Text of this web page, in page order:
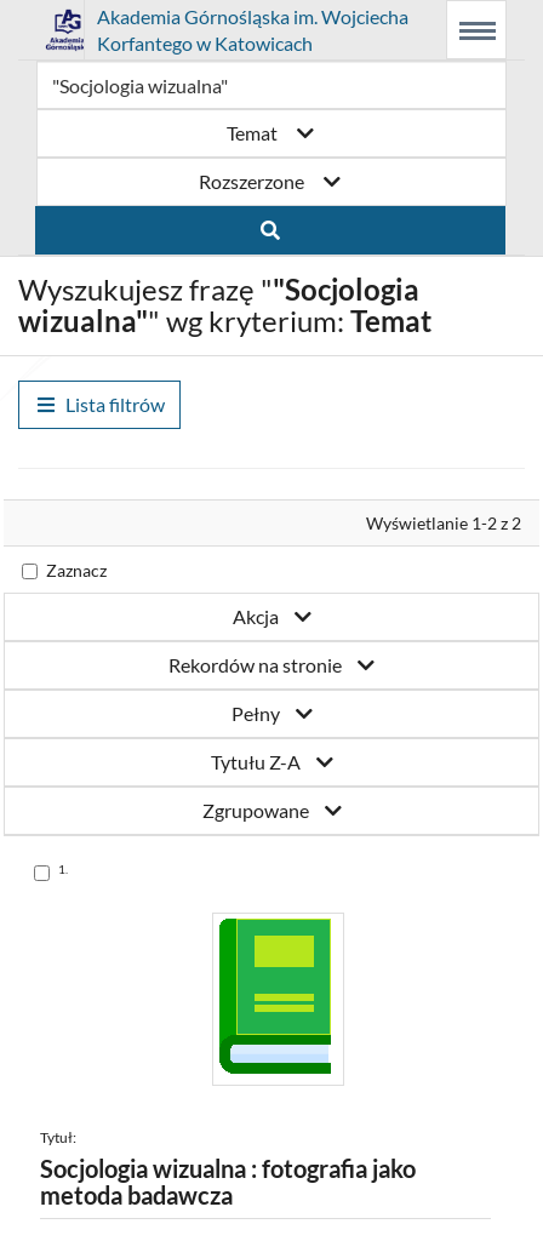
Menu
główne
Wyszukiwarka
Treść
główna
Przejdź
do
strony
domowej
biblioteki
Akademia
Górnośląska
im.
Wojciecha
w
Katowicach
Link
otwiera
się
w
nowym
oknie
Prolib
Integro
-
główna
Akademia Górnośląska im. Wojciecha
Korfantego w Katowicach
Menu
Temat
Rozszerzone
Wyszukujesz frazę ""Socjologia
wizualna"" wg kryterium: Temat
Lista filtrów
Wyświetlanie 1-2 z 2
Zaznacz
Akcja
Rekordów na stronie
Pełny
Tytułu Z-A
Zgrupowane
Skocz
do
1.
Tytuł:
Socjologia wizualna : fotografia jako
metoda badawcza